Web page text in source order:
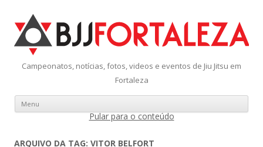
Campeonatos, notícias, fotos, videos e eventos de Jiu Jitsu em
Fortaleza
Menu
Pular para o conteúdo
ARQUIVO DA TAG: VITOR BELFORT